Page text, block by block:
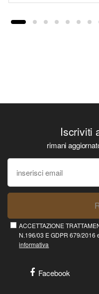
Iscriviti
rimani
ACCETTAZIONE
N.196/03 E GDPR 679/
informativa
Facebook